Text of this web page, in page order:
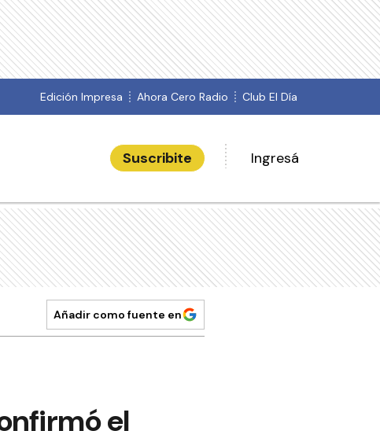
Edición Impresa Ahora Cero Radio Club El Día
Suscribite Ingresá
Añadir como fuente en
el